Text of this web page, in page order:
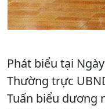
Phát biểu tại
Thường trực
Tuấn biểu dương